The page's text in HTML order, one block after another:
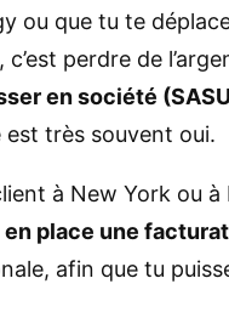
ou que tu te
perdre de
en société
est très souvent oui.
à New York ou
en place une
afin que tu